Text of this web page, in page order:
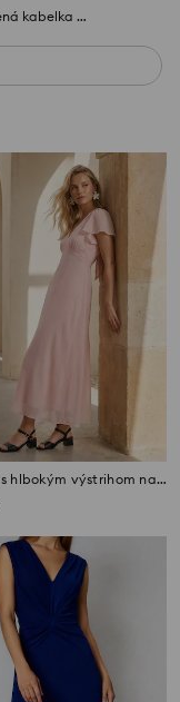
Pletená kabelka na rameno
Midi šaty s hlbokým výstrihom na chrbte s viskózou